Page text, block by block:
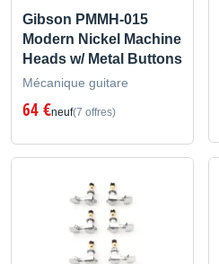
Gibson PMMH-015
Modern Nickel Machine
Heads w/ Metal Buttons
Mécanique guitare
64 €neuf(7 offres)